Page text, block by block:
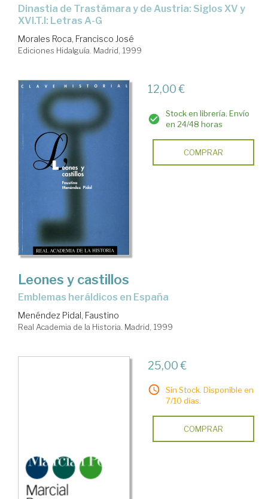
Dinastia de Trastámara y de Austria: Siglos XV y
XVI.T.I: Letras A-G
Morales Roca, Francisco José
Ediciones Hidalguía. Madrid, 1999
12,00 €
Stock en librería. Envío
en 24/48 horas
COMPRAR
Leones y castillos
emblemas heráldicos en España
Menéndez Pidal, Faustino
Real Academia de la Historia. Madrid, 1999
25,00 €
Sin Stock. Disponible en
7/10 días.
COMPRAR